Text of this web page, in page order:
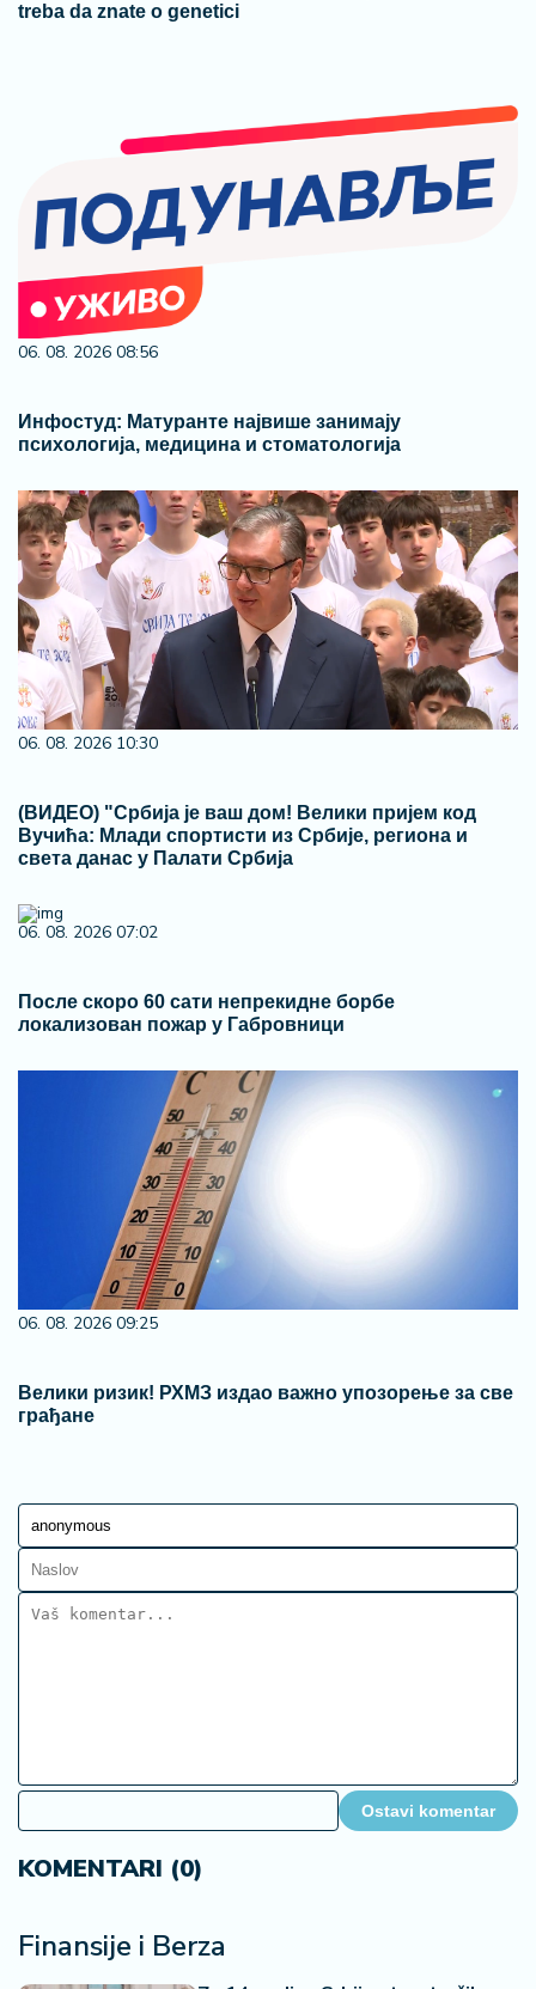
treba da znate o genetici
06. 08. 2026 08:56
Инфостуд: Матуранте највише занимају
психологија, медицина и стоматологија
06. 08. 2026 10:30
(ВИДЕО) "Србија је ваш дом! Велики пријем код
Вучића: Млади спортисти из Србије, региона и
света данас у Палати Србија
06. 08. 2026 07:02
После скоро 60 сати непрекидне борбе
локализован пожар у Габровници
06. 08. 2026 09:25
Велики ризик! РХМЗ издао важно упозорење за све
грађане
Ostavi komentar
KOMENTARI (0)
Finansije i Berza